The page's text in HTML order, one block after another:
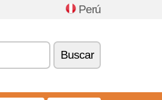
Perú
Buscar